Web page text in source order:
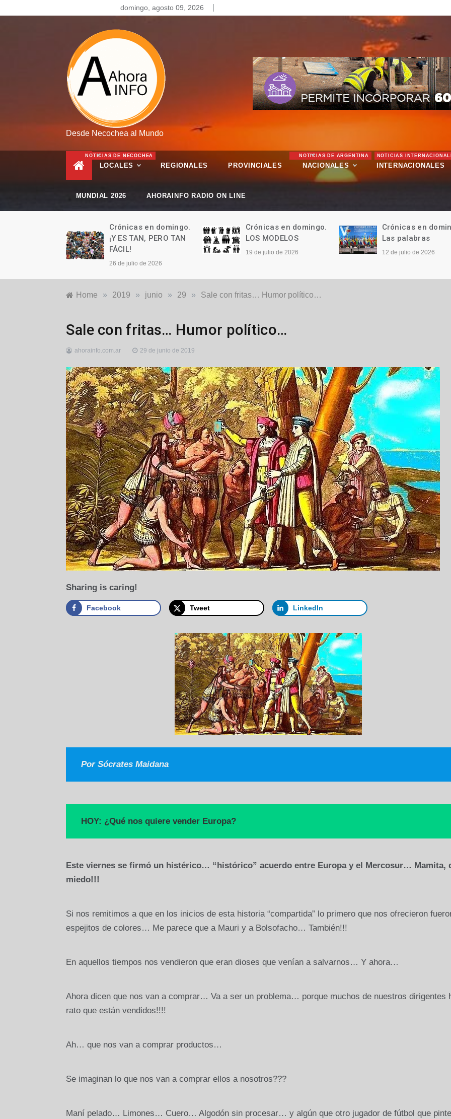
to
domingo, agosto 09, 2026
Desde Necochea al Mundo
LOCALES
NOTICIAS DE NECOCHEA
REGIONALES PROVINCIALES NACIONALES
NOTICIAS DE ARGENTINA
INTERNACIONALES
NOTICIAS
MUNDIAL 2026 AHORAINFO RADIO ON LINE
Crónicas en domingo.
¡Y ES TAN, PERO TAN
FÁCIL!
26 de julio de 2026
Crónicas en domingo.
LOS MODELOS
19 de julio de 2026
Crónicas en
Las palabras
12 de julio de 2026
Home » 2019 » junio » 29 » Sale con fritas… Humor político…
Generales
Humor ,
Sale con fritas… Humor político…
ahorainfo.com.ar 29 de junio de 2019
Sharing is caring!
Facebook Tweet LinkedIn
Por Sócrates Maidana
HOY: ¿Qué nos quiere vender Europa?
Este viernes se firmó un histérico… “histórico” acuerdo entre Europa y el Mercosur… Mamita,
miedo!!!
Si nos remitimos a que en los inicios de esta historia “compartida” lo primero que nos ofrecieron
espejitos de colores… Me parece que a Mauri y a Bolsofacho… También!!!
En aquellos tiempos nos vendieron que eran dioses que venían a salvarnos… Y ahora…
Ahora dicen que nos van a comprar… Va a ser un problema… porque muchos de nuestros dirigentes
rato que están vendidos!!!!
Ah… que nos van a comprar productos…
Se imaginan lo que nos van a comprar ellos a nosotros???
Maní pelado… Limones… Cuero… Algodón sin procesar… y algún que otro jugador de fútbol que pinte